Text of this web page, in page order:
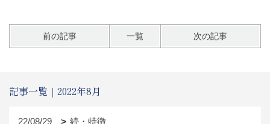
前の記事 一覧 次の記事
記事一覧｜2022年8月
22/08/29 続・特徴